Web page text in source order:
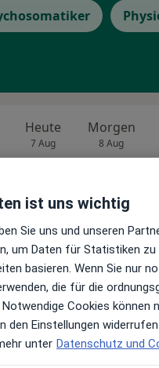
Heute
7 Aug
Morgen
8 Aug
Online-
ist uns wichtig
Sie uns und unseren
um Daten für Statistiken
basieren. Wenn Sie nur
die für die
Cookies können
den Einstellungen
unter Datenschutz und